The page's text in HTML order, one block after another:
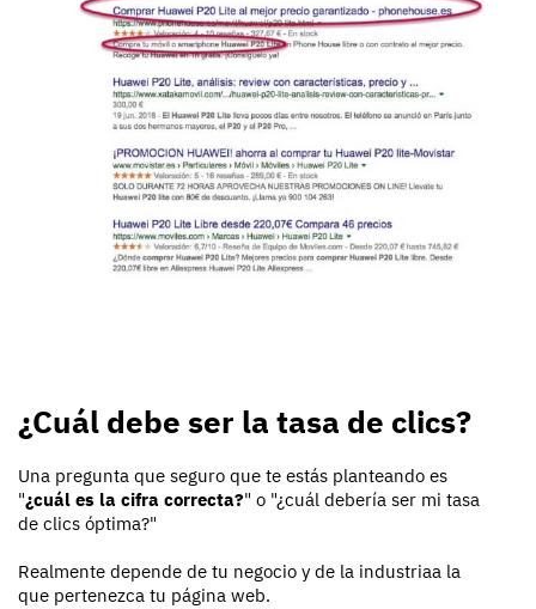
¿Cuál debe ser la tasa de clics?
Una pregunta que seguro que te estás planteando es
"¿cuál es la cifra correcta?" o "¿cuál debería ser mi tasa
de clics óptima?"
Realmente depende de tu negocio y de la industriaa la
que pertenezca tu página web.